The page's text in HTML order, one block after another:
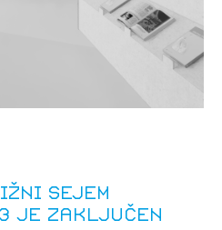
sejem
je zaključen